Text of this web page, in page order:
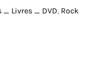
_ Livres _ DVD, Rock